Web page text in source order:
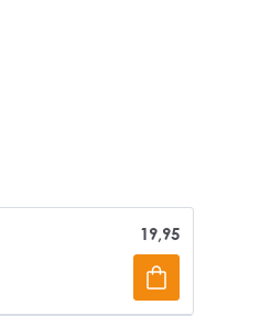
19,95